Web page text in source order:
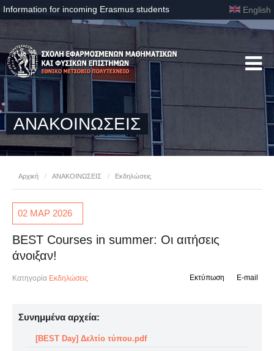
Information for incoming Erasmus students English
ΑΝΑΚΟΙΝΩΣΕΙΣ
Αρχική / ΑΝΑΚΟΙΝΩΣΕΙΣ / Εκδηλώσεις
02 ΜΑΡ 2026
BEST Courses in summer: Οι αιτήσεις
άνοιξαν!
Κατηγορία Εκδηλώσεις E-mail
Εκτύπωση
Συνημμένα αρχεία:
[BEST Day] Δελτίο τύπου.pdf